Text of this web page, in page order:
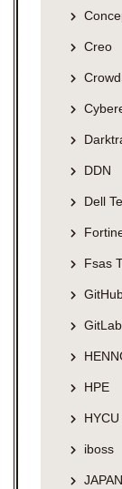
Creo
DDN
Dell
Fsas
GitLab
HPE
HYCU
iboss